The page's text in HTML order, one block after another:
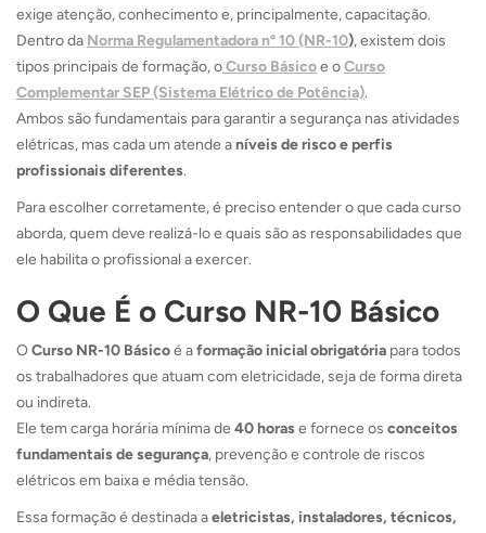
exige atenção, conhecimento e, principalmente, capacitação.
Dentro da Norma Regulamentadora nº 10 (NR-10), existem dois
tipos principais de formação, oCurso Básicoe oCurso
Complementar SEP (Sistema Elétrico de Potência).
Ambos são fundamentais para garantir a segurança nas atividades
elétricas, mas cada um atende aníveis de risco e perfis
profissionais diferentes.
Para escolher corretamente, é preciso entender o que cada curso
aborda, quem deve realizá-lo e quais são as responsabilidades que
ele habilita o profissional a exercer.
O Que É o Curso NR-10 Básico
OCurso NR-10 Básicoé aformação inicial obrigatória para todos
os trabalhadores que atuam com eletricidade, seja de forma direta
ou indireta.
Ele tem carga horária mínima de 40 horase fornece os conceitos
fundamentais de segurança, prevenção e controle de riscos
elétricos em baixa e média tensão.
Essa formação é destinada aeletricistas, instaladores, técnicos,